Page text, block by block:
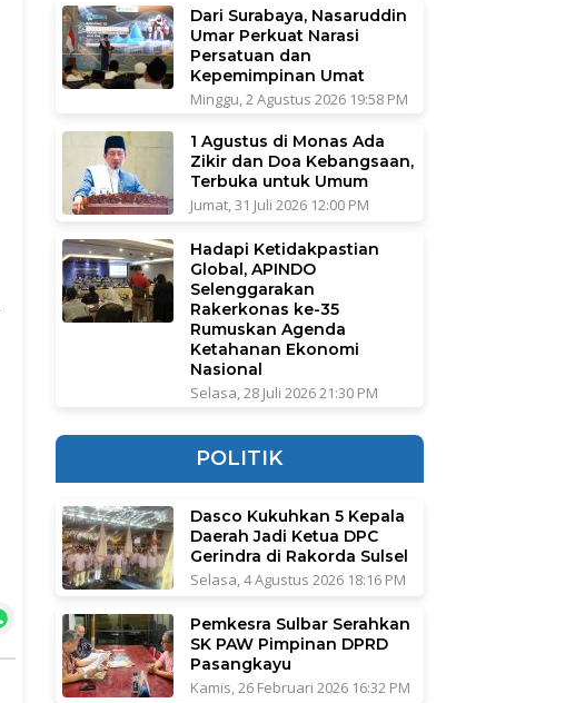
Dari Surabaya, Nasaruddin
Umar Perkuat Narasi
Persatuan dan
Kepemimpinan Umat
Minggu, 2 Agustus 2026 19:58 PM
1 Agustus di Monas Ada
Zikir dan Doa Kebangsaan,
Terbuka untuk Umum
Jumat, 31 Juli 2026 12:00 PM
Hadapi Ketidakpastian
Global, APINDO
Selenggarakan
Rakerkonas ke-35
Rumuskan Agenda
Ketahanan Ekonomi
Nasional
Selasa, 28 Juli 2026 21:30 PM
POLITIK
Dasco Kukuhkan 5 Kepala
Daerah Jadi Ketua DPC
Gerindra di Rakorda Sulsel
Selasa, 4 Agustus 2026 18:16 PM
Pemkesra Sulbar Serahkan
SK PAW Pimpinan DPRD
Pasangkayu
Kamis, 26 Februari 2026 16:32 PM